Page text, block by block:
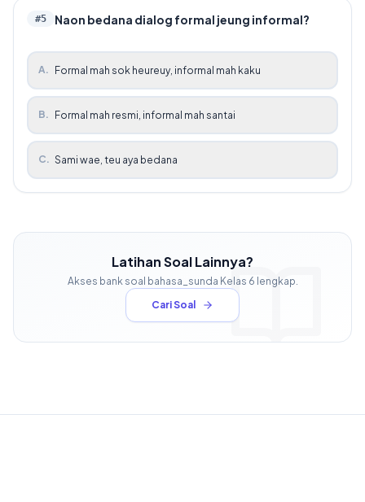
#5 Naon bedana dialog formal jeung informal?
A. Formal mah sok heureuy, informal mah kaku
B. Formal mah resmi, informal mah santai
C. Sami wae, teu aya bedana
Latihan Soal Lainnya?
Akses bank soal bahasa_sunda Kelas 6 lengkap.
Cari Soal